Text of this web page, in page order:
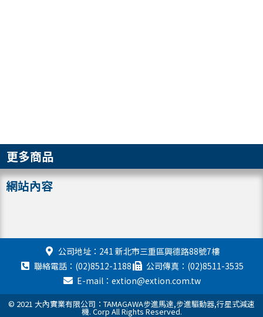
更多商品
網站內容
公司地址：241 新北市三重區興德路88號7樓
聯絡電話：(02)8512-1188
公司傳真：(02)8511-3535
E-mail：extion@extion.com.tw
© 2021 大內實業有限公司：TAMAGAWA步進馬達,步進驅動器,行星式減速
機. Corp All Rights Reserved.